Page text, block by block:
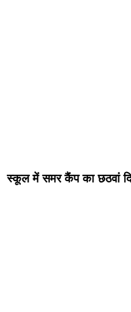
स्कूल में समर कैंप का छठवां